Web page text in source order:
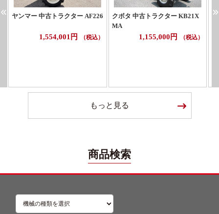
ヤンマー 中古トラクター AF226
1,554,001円 （税込）
クボタ 中古トラクター KB21X
MA
1,155,000円 （税込）
もっと見る
商品検索